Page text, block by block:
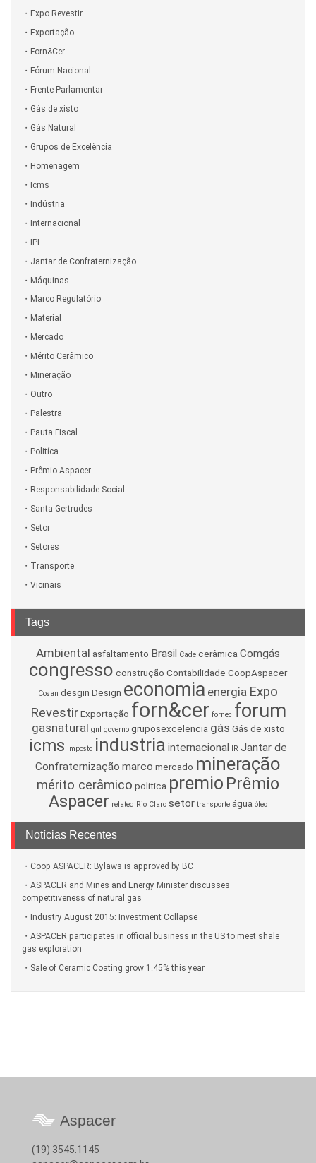
Expo Revestir
Exportação
Forn&Cer
Fórum Nacional
Frente Parlamentar
Gás de xisto
Gás Natural
Grupos de Excelência
Homenagem
Icms
Indústria
Internacional
IPI
Jantar de Confraternização
Máquinas
Marco Regulatório
Material
Mercado
Mérito Cerâmico
Mineração
Outro
Palestra
Pauta Fiscal
Politíca
Prêmio Aspacer
Responsabilidade Social
Santa Gertrudes
Setor
Setores
Transporte
Vicinais
Tags
Ambiental asfaltamento Brasil Cade cerâmicaComgás
congresso construção Contabilidade CoopAspacer
Cosan desgin Design economia energia Expo
Revestir Exportação forn&cer fornec forum
gasnatural gnl governo gruposexcelencia gás Gás de xisto
icms Imposto industria internacional IR Jantar de
Confraternização marco mercado mineração
mérito cerâmico politica premio Prêmio
Aspacer related Rio Claro setor transporte água óleo
Notícias Recentes
Coop ASPACER: Bylaws is approved by BC
ASPACER and Mines and Energy Minister discusses
competitiveness of natural gas
Industry August 2015: Investment Collapse
ASPACER participates in official business in the US to meet shale
gas exploration
Sale of Ceramic Coating grow 1.45% this year
Aspacer
(19) 3545.1145